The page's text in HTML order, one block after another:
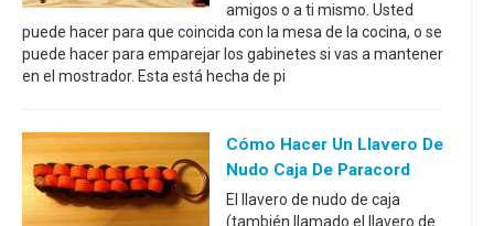
amigos o a ti mismo. Usted
puede hacer para que coincida con la mesa de la cocina, o se
puede hacer para emparejar los gabinetes si vas a mantener
en el mostrador. Esta está hecha de pi
Cómo Hacer Un Llavero De
Nudo Caja De Paracord
El llavero de nudo de caja
(también llamado el llavero de